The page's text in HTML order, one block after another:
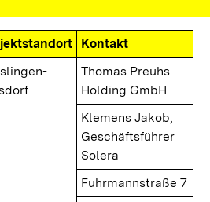
Kontakt
Thomas Preuhs
Holding GmbH
Klemens Jakob,
Geschäftsführer
Solera
Fuhrmannstraße 7